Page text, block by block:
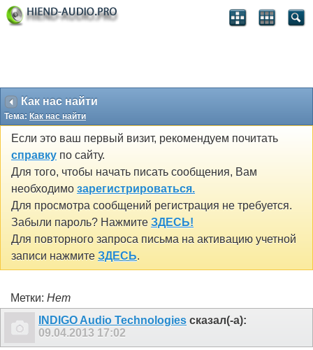
Как нас найти
Тема: Как нас найти
Если это ваш первый визит, рекомендуем почитать
справку по сайту.
Для того, чтобы начать писать сообщения, Вам
необходимо зарегистрироваться.
Для просмотра сообщений регистрация не требуется.
Забыли пароль? Нажмите ЗДЕСЬ!
Для повторного запроса письма на активацию учетной
записи нажмите ЗДЕСЬ.
Метки: Нет
INDIGO Audio Technologies сказал(-а):
09.04.2013 17:02